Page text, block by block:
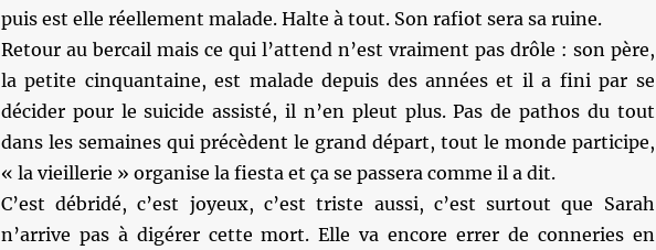
puis est elle réellement malade. Halte à tout. Son rafiot sera sa ruine.
Retour au bercail mais ce qui l’attend n’est vraiment pas drôle : son père,
la petite cinquantaine, est malade depuis des années et il a fini par se
décider pour le suicide assisté, il n’en pleut plus. Pas de pathos du tout
dans les semaines qui précèdent le grand départ, tout le monde participe,
« la vieillerie » organise la fiesta et ça se passera comme il a dit.
C’est débridé, c’est joyeux, c’est triste aussi, c’est surtout que Sarah
n’arrive pas à digérer cette mort. Elle va encore errer de conneries en